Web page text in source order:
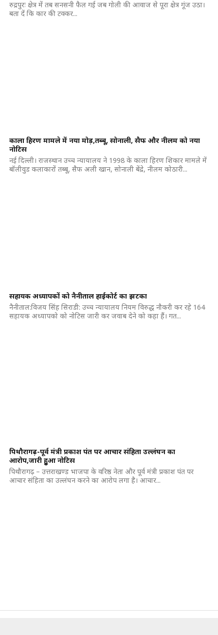
रुद्रपुरः क्षेत्र में तब सनसनी फैल गई जब गोली की आवाज से पूरा क्षेत्र गूंज उठा।
बता दें कि कार की टक्कर...
काला हिरण मामले में नया मोड़,तब्बू, सोनाली, सैफ और नीलम को नया
नोटिस
नई दिल्ली। राजस्थान उच्च न्यायालय ने 1998 के काला हिरण शिकार मामले में
बॉलीवुड कलाकारों तब्बू, सैफ अली खान, सोनाली बेंद्रे, नीलम कोठारी...
सहायक अध्यापकों को नैनीताल हाईकोर्ट का झटका
नैनीताल:विजय सिंह सिराडी: उच्च न्यायालय नियम विरुद्ध नौकरी कर रहे 164
सहायक अध्यापको को नोटिस जारी कर जवाब देने को कहा हैं। गत...
पिथौरागढ़-पूर्व मंत्री प्रकाश पंत पर आचार संहिता उल्लंघन का
आरोप,जारी हुुआ नोटिस
पिथौरागढ़ – उत्तराखण्ड भाजपा के वरिष्ठ नेता और पूर्व मंत्री प्रकाश पंत पर
आचार संहिता का उल्लंघन करने का आरोप लगा है। आचार...